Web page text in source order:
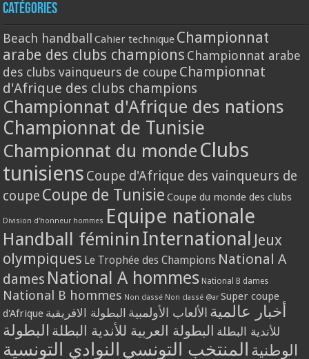
Catégories
Beach handball Cahier technique Championnat
arabe des clubs champions Championnat arabe
des clubs vainqueurs de coupe Championnat
d'Afrique des clubs champions
Championnat d'Afrique des nations
Championnat de Tunisie
Championnat du monde Clubs
tunisiens Coupe d'Afrique des vainqueurs de
coupe Coupe de Tunisie Coupe du monde des clubs
Division d'honneur hommes Equipe nationale
Handball féminin International Jeux
olympiques Le Trophée des Champions National A
dames National A hommes National B dames
National B hommes Non classé Non classé @ar Super coupe
d'Afrique
أخبار عالمية الألعاب الأولمبية البطولة الافريقية
للأندية البطلة البطولة العربية للأندية البطلة البطولة
الوطنية المنتخب التونسي النوادي التونسية